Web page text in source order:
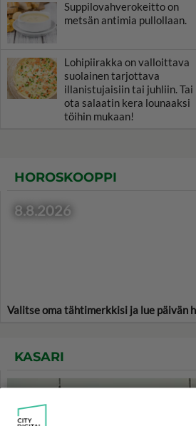
Suppilovahverokeitto on
metsän antimia pullollaan.
Lohipiirakka on valloittava
suolainen tarjottava
illanistujaisiin tai juhliin. Tai
ota salaatin kera lounaaksi
töihin mukaan!
HOROSKOOPPI
8.8.2026
Valitse oma tähtimerkkisi ja lue päivän
KASARI